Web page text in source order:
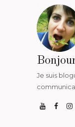
Je suis